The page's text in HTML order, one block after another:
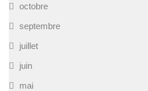
octobre
septembre
juillet
juin
mai